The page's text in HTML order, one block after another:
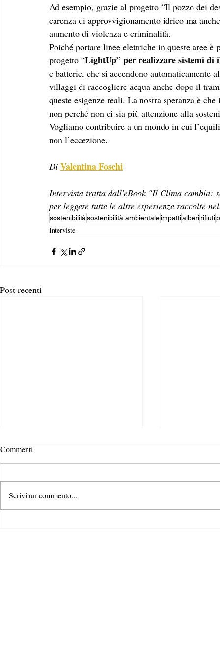
Ad esempio, grazie al progetto “Il pozzo dei
carenza di approvvigionamento idrico ma
aumento di violenza e criminalità.
Poiché portare linee elettriche in queste aree
progetto “LightUp” per realizzare sistemi di
e batterie, che si accendono
villaggi di raccogliere acqua anche dopo il
queste esigenze reali. La nostra speranza è
non perché non ci sia più attenzione alla
Vogliamo contribuire a un mondo in cui
non l’eccezione.
Di Valentina Foschi
Intervista tratta dall'eBook "Il Clima cambia:
per leggere tutte le altre esperienze raccolte
sostenibilitàsostenibilità ambientaleimpattialberirifiuti
Interviste
Post recenti
Commenti
Scrivi un commento...